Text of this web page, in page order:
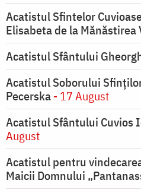
Acatistul Sfintelor
Elisabeta de la Mănăstirea
Acatistul Sfântului
Acatistul Soborului
Pecerska- 17 August
Acatistul Sfântului Cuvios
August
Acatistul pentru
Maicii Domnului